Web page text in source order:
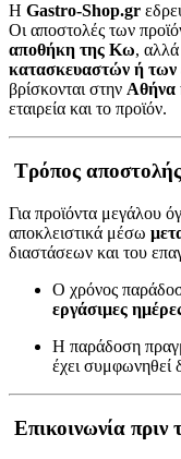
Η Gastro-Shop.gr
Οι αποστολές των
αποθήκη της Κω, αλλά
κατασκευαστών ή
βρίσκονται στην Αθήνα
εταιρεία και το προϊόν.
Τρόπος αποστολής
Για προϊόντα μεγάλου
αποκλειστικά μέσω
διαστάσεων και του
Ο χρόνος
εργάσιμες
Η παράδοση
έχει συμφωνηθεί
Επικοινωνία πριν